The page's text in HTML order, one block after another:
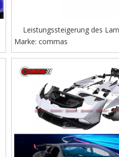
Leistungssteigerung des
Huracan auf Carbonfaser-
im Vorsteiner-Stil
Marke: commas